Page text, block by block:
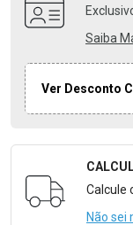
Saiba
Ver Desconto
Formulário
Calcule
Não sei